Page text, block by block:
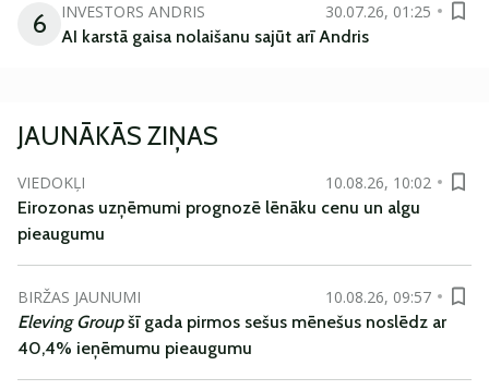
6 INVESTORS ANDRIS
30.07.26, 01:25
AI karstā gaisa nolaišanu sajūt arī Andris
JAUNĀKĀS ZIŅAS
VIEDOKĻI
10.08.26, 10:02
Eirozonas uzņēmumi prognozē lēnāku cenu un algu
pieaugumu
BIRŽAS JAUNUMI
10.08.26, 09:57
Eleving Groupšī gada pirmos sešus mēnešus noslēdz ar
40,4% ieņēmumu pieaugumu